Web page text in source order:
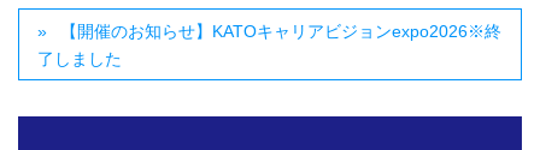
【開催のお知らせ】KATOキャリアビジョンexpo2026※終
了しました